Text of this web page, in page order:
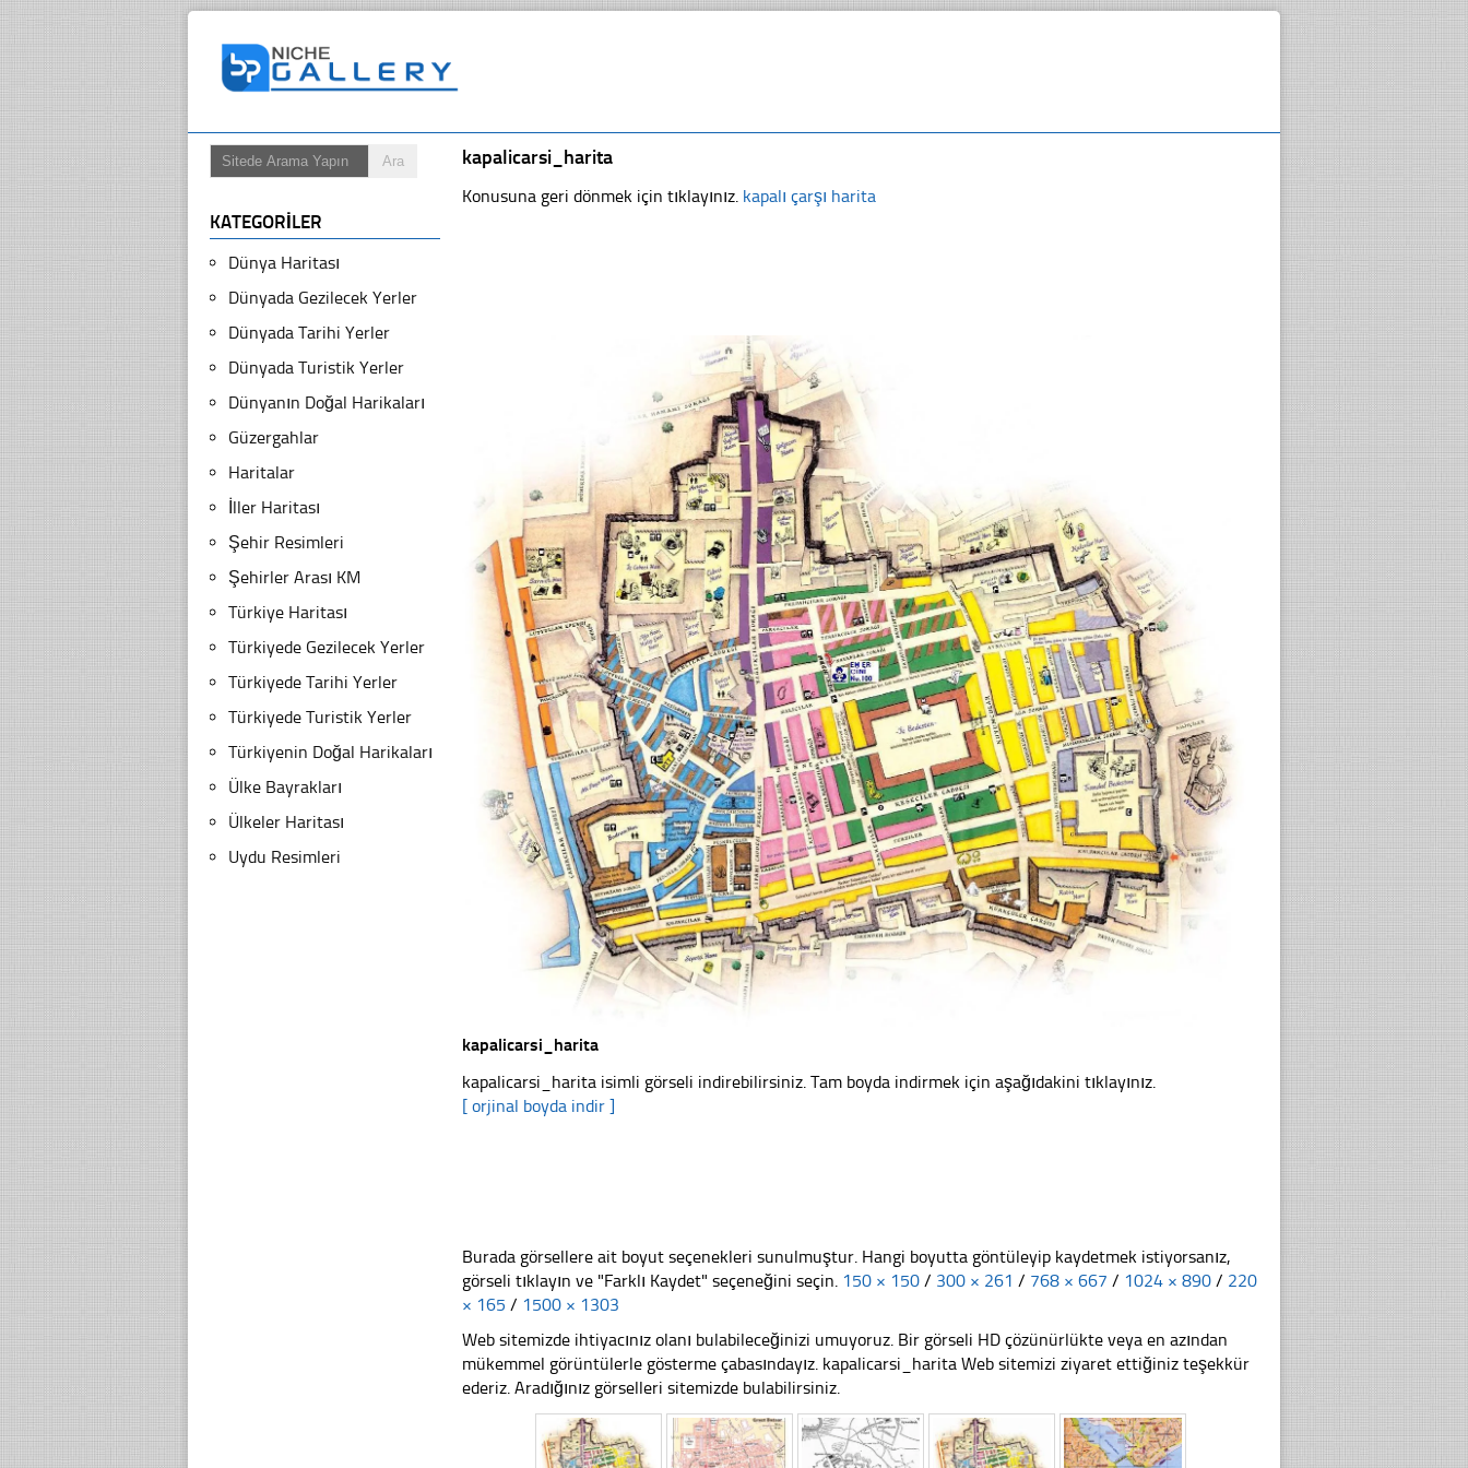
kapalicarsi_harita
Konusuna geri dönmek için tıklayınız. kapalı çarşı harita
kapalicarsi_harita
kapalicarsi_harita isimli görseli indirebilirsiniz. Tam boyda indirmek için aşağıdakini tıklayınız.
[ orjinal boyda indir ]
Burada görsellere ait boyut seçenekleri sunulmuştur. Hangi boyutta göntüleyip kaydetmek istiyorsanız,
görseli tıklayın ve "Farklı Kaydet" seçeneğini seçin. 150 × 150 / 300 × 261 / 768 × 667 / 1024 × 890 / 220
× 165 / 1500 × 1303
Web sitemizde ihtiyacınız olanı bulabileceğinizi umuyoruz. Bir görseli HD çözünürlükte veya en azından
mükemmel görüntülerle gösterme çabasındayız. kapalicarsi_harita Web sitemizi ziyaret ettiğiniz teşekkür
ederiz. Aradığınız görselleri sitemizde bulabilirsiniz.
KATEGORILER
Dünya Haritası
Dünyada Gezilecek Yerler
Dünyada Tarihi Yerler
Dünyada Turistik Yerler
Dünyanın Doğal Harikaları
Güzergahlar
Haritalar
İller Haritası
Şehir Resimleri
Şehirler Arası KM
Türkiye Haritası
Türkiyede Gezilecek Yerler
Türkiyede Tarihi Yerler
Türkiyede Turistik Yerler
Türkiyenin Doğal Harikaları
Ülke Bayrakları
Ülkeler Haritası
Uydu Resimleri